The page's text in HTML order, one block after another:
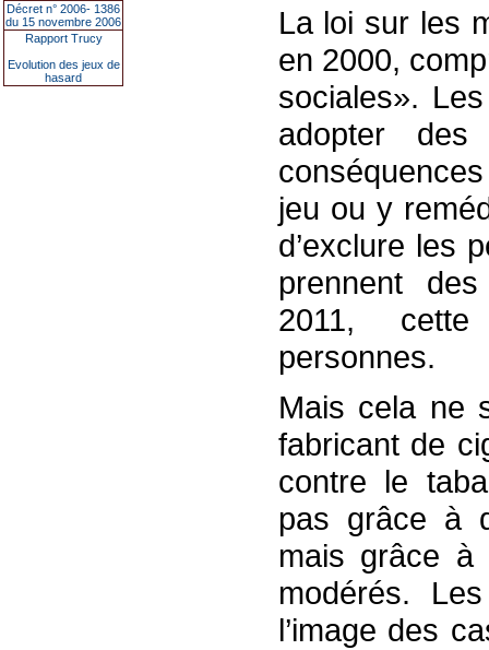
Décret n° 2006- 1386
du 15 novembre 2006
Rapport Trucy
Evolution des jeux de
hasard
La loi sur les
en 2000,
sociales».
adopter
jeu ou y
d’exclure les
prennent
2011,
personnes.
Mais cela ne
fabricant de
contre le
pas grâce à
mais grâce
modérés.
l’image des